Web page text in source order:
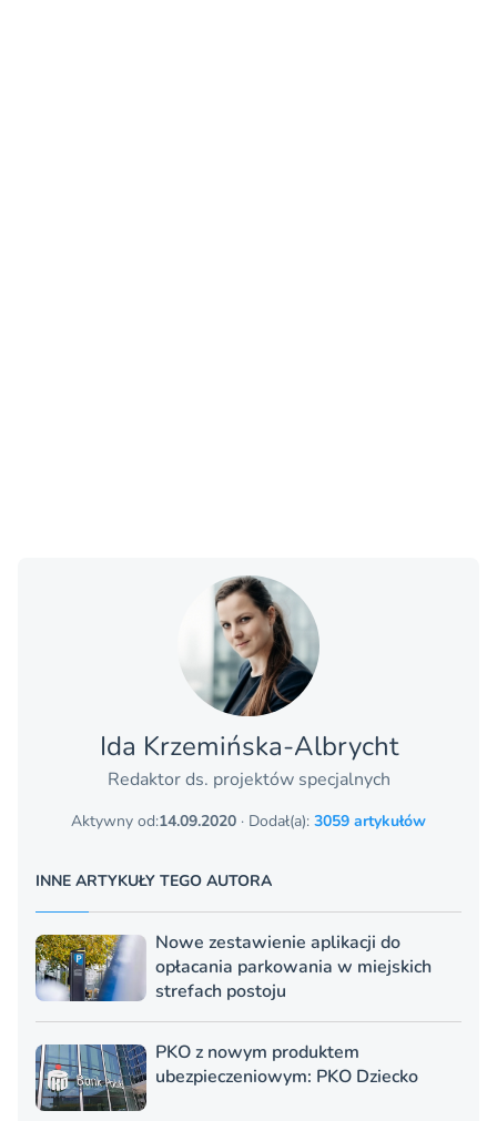
Ida Krzemińska-Albrycht
Redaktor ds. projektów specjalnych
Aktywny od:14.09.2020 · Dodał(a): 3059 artykułów
INNE ARTYKUŁY TEGO AUTORA
Nowe zestawienie aplikacji do
opłacania parkowania w miejskich
strefach postoju
PKO z nowym produktem
ubezpieczeniowym: PKO Dziecko